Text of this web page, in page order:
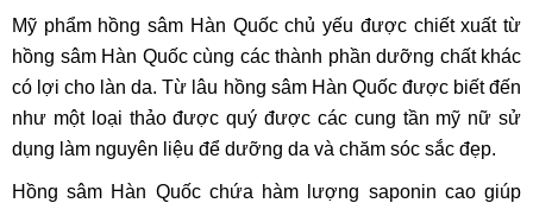
Mỹ phẩm hồng sâm Hàn Quốc chủ yếu được chiết xuất từ
hồng sâm Hàn Quốc cùng các thành phần dưỡng chất khác
có lợi cho làn da. Từ lâu hồng sâm Hàn Quốc được biết đến
như một loại thảo được quý được các cung tần mỹ nữ sử
dụng làm nguyên liệu để dưỡng da và chăm sóc sắc đẹp.
Hồng sâm Hàn Quốc chứa hàm lượng saponin cao giúp